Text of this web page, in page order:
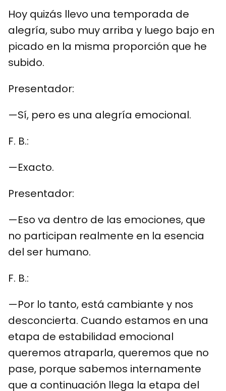
Hoy quizás llevo una temporada de
alegría, subo muy arriba y luego bajo en
picado en la misma proporción que he
subido.
Presentador:
—Sí, pero es una alegría emocional.
F. B.:
—Exacto.
Presentador:
—Eso va dentro de las emociones, que
no participan realmente en la esencia
del ser humano.
F. B.:
—Por lo tanto, está cambiante y nos
desconcierta. Cuando estamos en una
etapa de estabilidad emocional
queremos atraparla, queremos que no
pase, porque sabemos internamente
que a continuación llega la etapa del